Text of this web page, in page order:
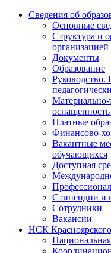
Сведения об
Основные
Структура и
организацией
Документы
Образование
Руководство.
Материально-
оснащенность
Платные
Финансово-
Вакантные
обучающихся
Доступная
Стипендии и
Сотрудники
Вакансии
НСК